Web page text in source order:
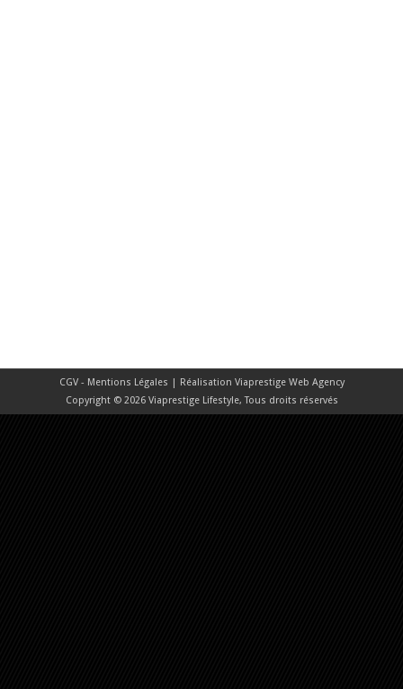
CGV - Mentions Légales | Réalisation Viaprestige Web Agency
Copyright © 2026 Viaprestige Lifestyle, Tous droits réservés